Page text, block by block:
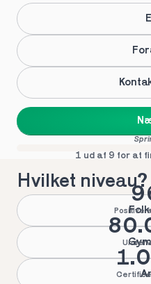
1 ud af 9 for at
Hvilket niveau?
Positive